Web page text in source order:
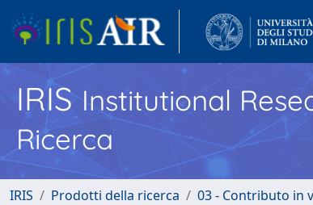
IRISInstitutional
Ricerca
IRIS Prodotti della ricerca 03 - Contributo in